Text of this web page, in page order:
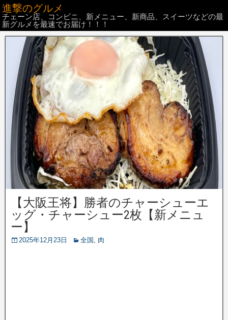
進撃のグルメ
チェーン店、コンビニ、新メニュー、新商品、スイーツなどの最
新グルメを最速でお届け！！！
【大阪王将】勝者のチャーシューエ
ッグ・チャーシュー2枚【新メニュ
ー】
2025年12月23日 全国 , 肉